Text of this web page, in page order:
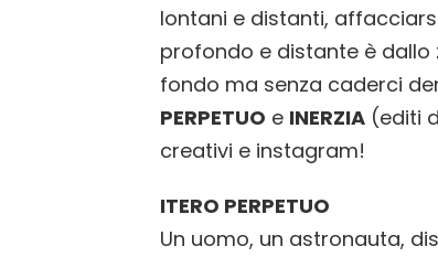
lontani e distanti,
profondo e distante è
fondo ma senza caderci
PERPETUO e INERZIA(editi
creativi e instagram!
ITERO PERPETUO
Un uomo, un astronauta,